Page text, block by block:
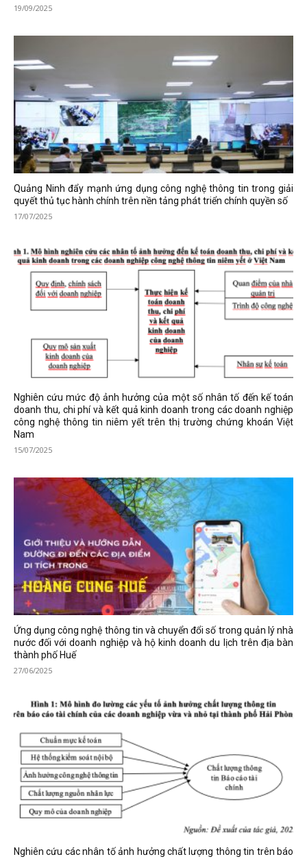
19/09/2025
Quảng Ninh đẩy mạnh ứng dụng công nghệ thông tin trong giải
quyết thủ tục hành chính trên nền tảng phát triển chính quyền số
17/07/2025
Nghiên cứu mức độ ảnh hưởng của một số nhân tố đến kế toán
doanh thu, chi phí và kết quả kinh doanh trong các doanh nghiệp
công nghệ thông tin niêm yết trên thị trường chứng khoán Việt
Nam
15/07/2025
Ứng dụng công nghệ thông tin và chuyển đổi số trong quản lý nhà
nước đối với doanh nghiệp và hộ kinh doanh du lịch trên địa bàn
thành phố Huế
27/06/2025
Nghiên cứu các nhân tố ảnh hưởng chất lượng thông tin trên báo